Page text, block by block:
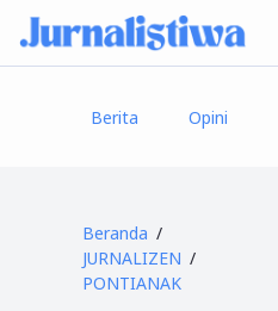
Berita Opini
Beranda
JURNALIZEN
PONTIANAK